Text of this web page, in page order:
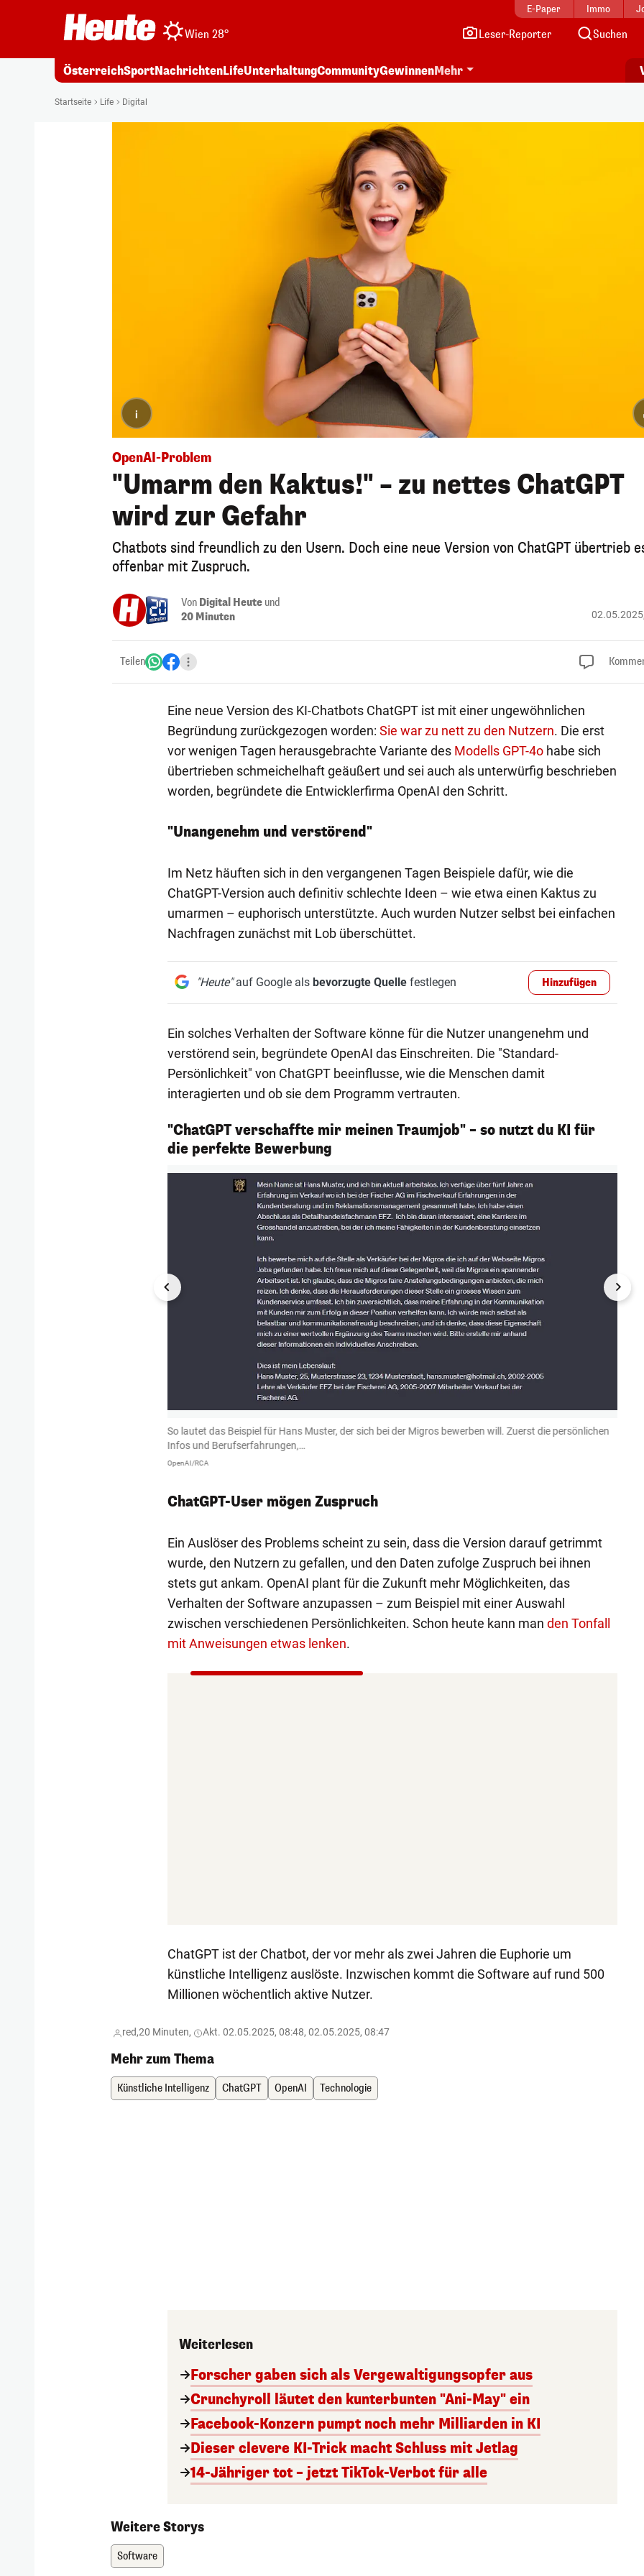
E-Paper Immo
Wien 28° Leser-Reporter Suchen
ÖsterreichSportNachrichtenLifeUnterhaltungCommunityGewinnenMehr
Startseite Life Digital
i
OpenAI-Problem
"Umarm den Kaktus!" – zu nettes ChatGPT
wird zur Gefahr
Chatbots sind freundlich zu den Usern. Doch eine neue Version von ChatGPT übertrieb
offenbar mit Zuspruch.
Von Digital Heute und
20 Minuten
Teilen
Eine neue Version des KI-Chatbots ChatGPT ist mit einer ungewöhnlichen
Begründung zurückgezogen worden: Sie war zu nett zu den Nutzern. Die erst
vor wenigen Tagen herausgebrachte Variante des Modells GPT-4ohabe sich
übertrieben schmeichelhaft geäußert und sei auch als unterwürfig beschrieben
worden, begründete die Entwicklerfirma OpenAI den Schritt.
"Unangenehm und verstörend"
Im Netz häuften sich in den vergangenen Tagen Beispiele dafür, wie die
ChatGPT-Version auch definitiv schlechte Ideen – wie etwa einen Kaktus zu
umarmen – euphorisch unterstützte. Auch wurden Nutzer selbst bei einfachen
Nachfragen zunächst mit Lob überschüttet.
"Heute"auf Google als bevorzugte Quellefestlegen Hinzufügen
Ein solches Verhalten der Software könne für die Nutzer unangenehm und
verstörend sein, begründete OpenAI das Einschreiten. Die "Standard-
Persönlichkeit" von ChatGPT beeinflusse, wie die Menschen damit
interagierten und ob sie dem Programm vertrauten.
"ChatGPT verschaffte mir meinen Traumjob" – so nutzt du KI für
die perfekte Bewerbung
1/4
So lautet das Beispiel für Hans Muster, der sich bei der Migros bewerben will. Zuerst die persönlichen
Infos und Berufserfahrungen,…
OpenAI/RCA
ChatGPT-User mögen Zuspruch
Ein Auslöser des Problems scheint zu sein, dass die Version darauf getrimmt
wurde, den Nutzern zu gefallen, und den Daten zufolge Zuspruch bei ihnen
stets gut ankam. OpenAI plant für die Zukunft mehr Möglichkeiten, das
Verhalten der Software anzupassen – zum Beispiel mit einer Auswahl
zwischen verschiedenen Persönlichkeiten. Schon heute kann man den Tonfall
mit Anweisungen etwas lenken.
ChatGPT ist der Chatbot, der vor mehr als zwei Jahren die Euphorie um
künstliche Intelligenz auslöste. Inzwischen kommt die Software auf rund 500
Millionen wöchentlich aktive Nutzer.
red,20 Minuten, Akt. 02.05.2025, 08:48, 02.05.2025, 08:47
Mehr zum Thema
Künstliche Intelligenz ChatGPT OpenAI Technologie
Weiterlesen
Forscher gaben sich als Vergewaltigungsopfer aus
Crunchyroll läutet den kunterbunten "Ani-May" ein
Facebook-Konzern pumpt noch mehr Milliarden in KI
Dieser clevere KI-Trick macht Schluss mit Jetlag
14-Jähriger tot – jetzt TikTok-Verbot für alle
Weitere Storys
Software